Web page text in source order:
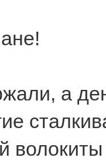
а